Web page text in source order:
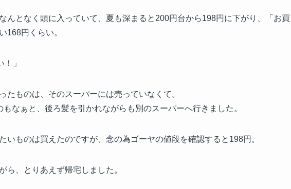
んとなく頭に入っていて、夏も深まると200円台から198円に下がり、「お買
168円くらい。
」
たものは、そのスーパーには売っていなくて。
なぁと、後ろ髪を引かれながらも別のスーパーへ行きました。
いものは買えたのですが、念の為ゴーヤの値段を確認すると198円。
ら、とりあえず帰宅しました。